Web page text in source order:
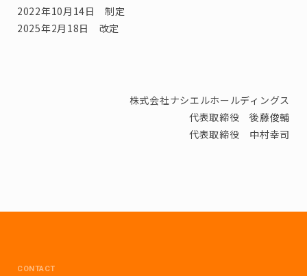
2022年10月14日 制定
2025年2月18日 改定
株式会社ナシエルホールディングス
代表取締役 後藤俊輔
代表取締役 中村幸司
CONTACT